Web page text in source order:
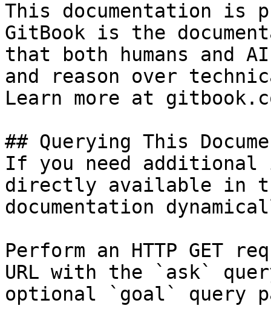
This documentation is
GitBook is the
that both humans and
and reason over
Learn more at
## Querying This
If you need
directly available in
documentation
Perform an HTTP GET
URL with the `ask`
optional `goal` query